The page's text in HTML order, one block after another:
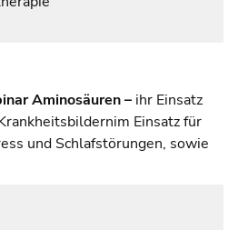
Aminosäuren – ihr Einsatz
Einsatz für
und Schlafstörungen, sowie